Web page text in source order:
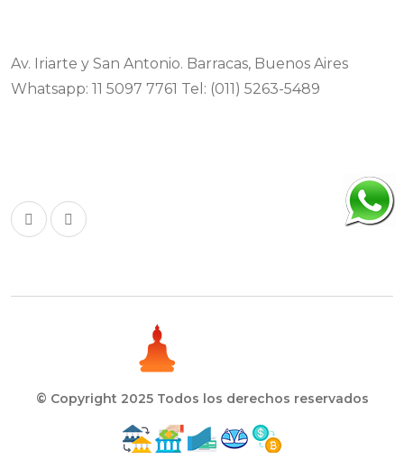
Av. Iriarte y San Antonio. Barracas, Buenos Aires
Whatsapp: 11 5097 7761 Tel: (011) 5263-5489
© Copyright 2025 Todos los derechos reservados